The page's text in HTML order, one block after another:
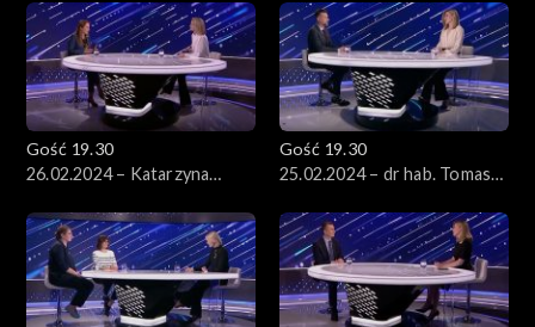
Gość 19.30
26.02.2024 – Katarzyna
Gość 19.30
25.02.2024 – dr hab. Tomasz